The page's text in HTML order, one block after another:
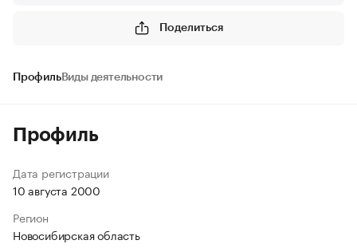
Поделиться
ПрофильВиды деятельности
Профиль
Дата регистрации
10 августа 2000
Регион
Новосибирская область